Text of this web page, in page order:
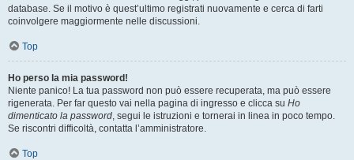
database. Se il motivo è quest’ultimo registrati nuovamente e cerca di farti
coinvolgere maggiormente nelle discussioni.
Top
Ho perso la mia password!
Niente panico! La tua password non può essere recuperata, ma può essere
rigenerata. Per far questo vai nella pagina di ingresso e clicca su Ho
dimenticato la password, segui le istruzioni e tornerai in linea in poco tempo.
Se riscontri difficoltà, contatta l’amministratore.
Top